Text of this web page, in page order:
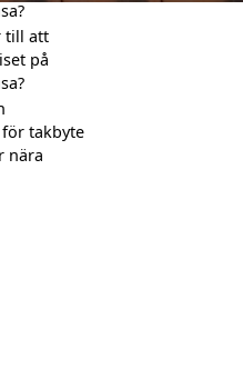
till att
på
takbyte
nära